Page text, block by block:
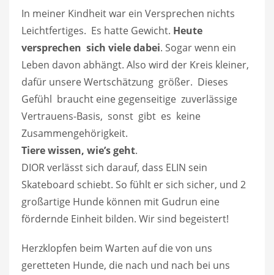
In meiner Kindheit war ein Versprechen nichts
Leichtfertiges. Es hatte Gewicht. Heute
versprechen sich viele dabei. Sogar wenn ein
Leben davon abhängt. Also wird der Kreis kleiner,
dafür unsere Wertschätzung größer. Dieses
Gefühl braucht eine gegenseitige zuverlässige
Vertrauens-Basis, sonst gibt es keine
Zusammengehörigkeit.
Tiere wissen, wie’s geht.
DIOR verlässt sich darauf, dass ELIN sein
Skateboard schiebt. So fühlt er sich sicher, und 2
großartige Hunde können mit Gudrun eine
fördernde Einheit bilden. Wir sind begeistert!
Herzklopfen beim Warten auf die von uns
geretteten Hunde, die nach und nach bei uns